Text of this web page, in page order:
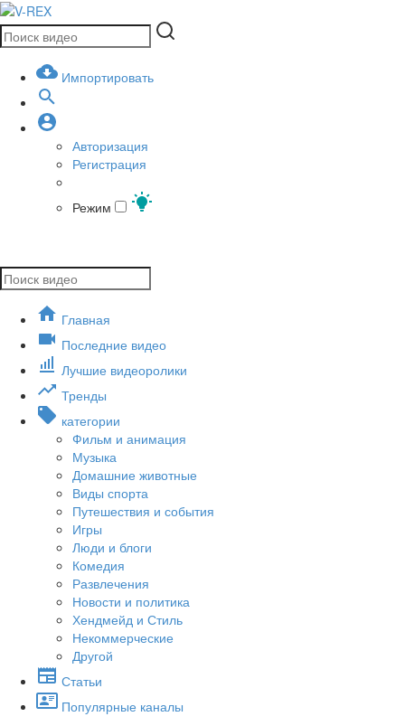
Импортировать
Авторизация
Регистрация
Режим
Главная
Последние видео
Лучшие видеоролики
Тренды
категории
Фильм и анимация
Музыка
Домашние животные
Виды спорта
Путешествия и события
Игры
Люди и блоги
Комедия
Развлечения
Новости и политика
Хендмейд и Стиль
Некоммерческие
Другой
Статьи
Популярные каналы